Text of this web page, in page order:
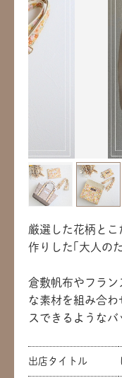
厳選した花柄と
作りした｢大人の
倉敷帆布やフラン
な素材を組み合わ
スできるようなバ
出店タイトル